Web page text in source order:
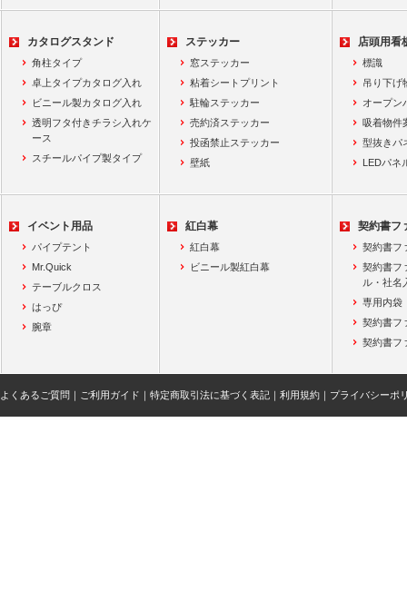
カタログスタンド
角柱タイプ
卓上タイプカタログ入れ
ビニール製カタログ入れ
透明フタ付きチラシ入れケ
ース
スチールパイプ製タイプ
ステッカー
窓ステッカー
粘着シートプリント
駐輪ステッカー
売約済ステッカー
投函禁止ステッカー
壁紙
店頭用看
標識
吊り下げ
オープン
吸着物件
型抜きパ
LEDパネ
イベント用品
パイプテント
Mr.Quick
テーブルクロス
はっぴ
腕章
紅白幕
紅白幕
ビニール製紅白幕
契約書フ
契約書フ
契約書フ
ル・社名
専用内袋
契約書フ
契約書フ
よくあるご質問 ご利用ガイド 特定商取引法に基づく表記 利用規約 プライバシーポ